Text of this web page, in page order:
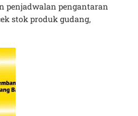
penjadwalan pengantaran
stok produk gudang,